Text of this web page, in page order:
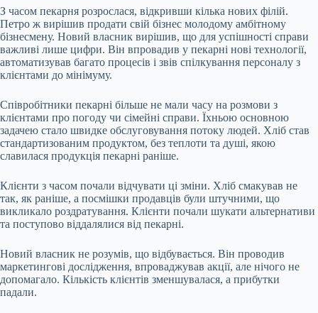
З часом пекарня розрослася, відкривши кілька нових філій.
Петро ж вирішив продати свій бізнес молодому амбітному
бізнесмену. Новий власник вирішив, що для успішності справи
важливі лише цифри. Він впровадив у пекарні нові технології,
автоматизував багато процесів і звів спілкування персоналу з
клієнтами до мінімуму.
Співробітники пекарні більше не мали часу на розмови з
клієнтами про погоду чи сімейні справи. Їхньою основною
задачею стало швидке обслуговування потоку людей. Хліб став
стандартизованим продуктом, без теплоти та душі, якою
славилася продукція пекарні раніше.
Клієнти з часом почали відчувати ці зміни. Хліб смакував не
так, як раніше, а посмішки продавців були штучними, що
викликало роздратування. Клієнти почали шукати альтернативи
та поступово віддалялися від пекарні.
Новий власник не розумів, що відбувається. Він проводив
маркетингові дослідження, впроваджував акції, але нічого не
допомагало. Кількість клієнтів зменшувалася, а прибутки
падали.